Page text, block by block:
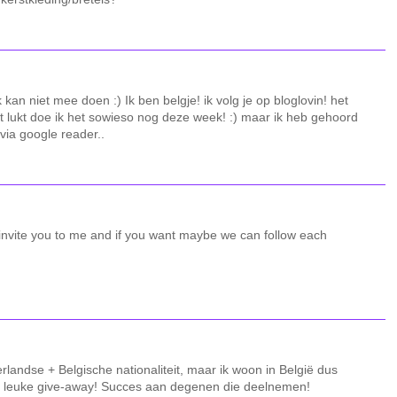
niet mee doen :) Ik ben belgje! ik volg je op bloglovin! het
doe ik het sowieso nog deze week! :) maar ik heb gehoord
google reader..
you to me and if you want maybe we can follow each
+ Belgische nationaliteit, maar ik woon in België dus
give-away! Succes aan degenen die deelnemen!